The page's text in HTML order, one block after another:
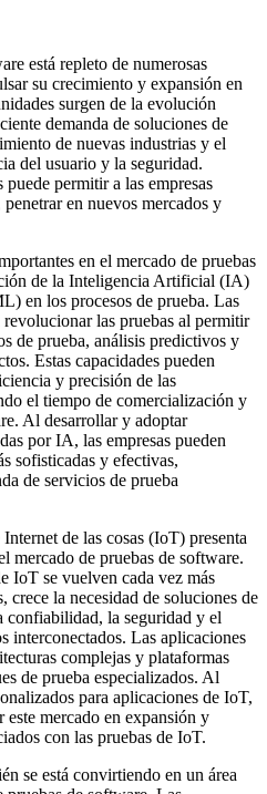
está repleto de numerosas
su crecimiento y expansión en
surgen de la evolución
demanda de soluciones de
de nuevas industrias y el
del usuario y la seguridad.
permitir a las empresas
en nuevos mercados y
en el mercado de pruebas
de la Inteligencia Artificial (IA)
en los procesos de prueba. Las
las pruebas al permitir
de prueba, análisis predictivos y
Estas capacidades pueden
y precisión de las
el tiempo de comercialización y
Al desarrollar y adoptar
por IA, las empresas pueden
sofisticadas y efectivas,
de servicios de prueba
de las cosas (IoT) presenta
mercado de pruebas de software.
IoT se vuelven cada vez más
crece la necesidad de soluciones de
confiabilidad, la seguridad y el
interconectados. Las aplicaciones
complejas y plataformas
de prueba especializados. Al
para aplicaciones de IoT,
este mercado en expansión y
con las pruebas de IoT.
se está convirtiendo en un área